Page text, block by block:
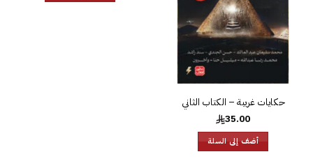
حكايات غريبة – الكتاب الثاني
35.00
أضف إلى السلة